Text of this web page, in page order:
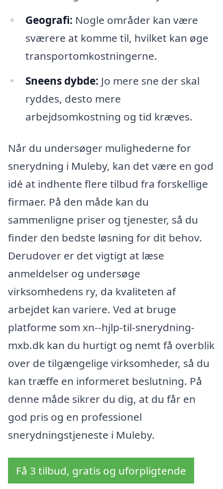
Geografi: Nogle områder kan være
sværere at komme til, hvilket kan øge
transportomkostningerne.
Sneens dybde: Jo mere sne der skal
ryddes, desto mere
arbejdsomkostning og tid kræves.
Når du undersøger mulighederne for
snerydning i Muleby, kan det være en god
idé at indhente flere tilbud fra forskellige
firmaer. På den måde kan du
sammenligne priser og tjenester, så du
finder den bedste løsning for dit behov.
Derudover er det vigtigt at læse
anmeldelser og undersøge
virksomhedens ry, da kvaliteten af
arbejdet kan variere. Ved at bruge
platforme som xn--hjlp-til-snerydning-
mxb.dk kan du hurtigt og nemt få overblik
over de tilgængelige virksomheder, så du
kan træffe en informeret beslutning. På
denne måde sikrer du dig, at du får en
god pris og en professionel
snerydningstjeneste i Muleby.
Få 3 tilbud, gratis og uforpligtende